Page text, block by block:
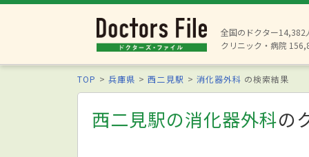
全国のドクター14,382
クリニック・病院
TOP 兵庫県 西二見駅 消化器外科 の検索結果
西二見駅の消化器外科の